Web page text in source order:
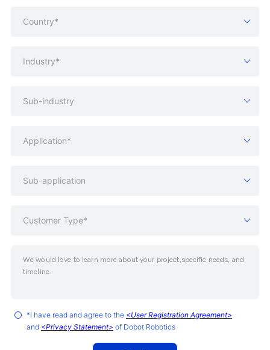
Country*
Industry*
Sub-industry
Application*
Sub-application
Customer Type*
*I have read and agree to the <User Registration Agreement>
and <Privacy Statement> of Dobot Robotics